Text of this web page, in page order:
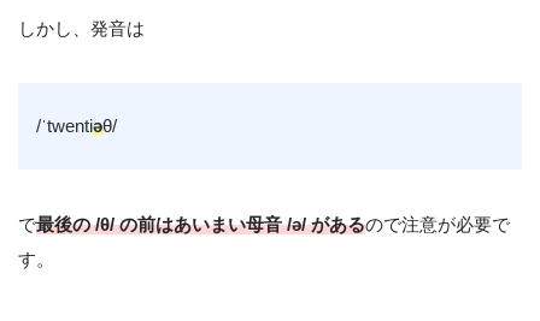
しかし、発音は
/ˈtwentiəθ/
で最後の /θ/ の前はあいまい母音 /ə/ があるので注意が必要で
す。